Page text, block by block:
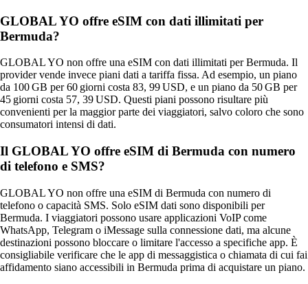
GLOBAL YO offre eSIM con dati illimitati per
Bermuda?
GLOBAL YO non offre una eSIM con dati illimitati per Bermuda. Il
provider vende invece piani dati a tariffa fissa. Ad esempio, un piano
da 100 GB per 60 giorni costa 83, 99 USD, e un piano da 50 GB per
45 giorni costa 57, 39 USD. Questi piani possono risultare più
convenienti per la maggior parte dei viaggiatori, salvo coloro che sono
consumatori intensi di dati.
Il GLOBAL YO offre eSIM di Bermuda con numero
di telefono e SMS?
GLOBAL YO non offre una eSIM di Bermuda con numero di
telefono o capacità SMS. Solo eSIM dati sono disponibili per
Bermuda. I viaggiatori possono usare applicazioni VoIP come
WhatsApp, Telegram o iMessage sulla connessione dati, ma alcune
destinazioni possono bloccare o limitare l'accesso a specifiche app. È
consigliabile verificare che le app di messaggistica o chiamata di cui fai
affidamento siano accessibili in Bermuda prima di acquistare un piano.